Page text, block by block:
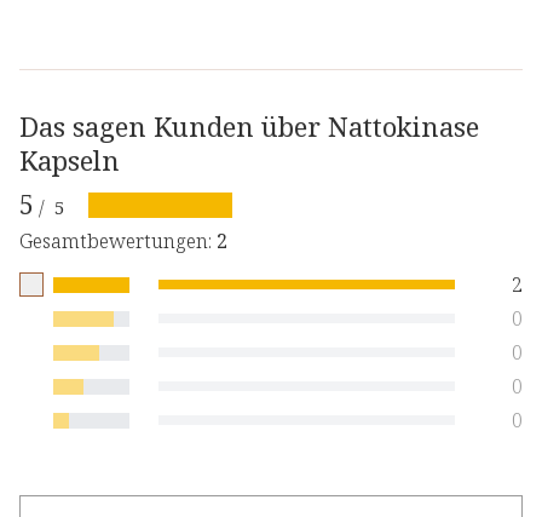
Das sagen Kunden über Nattokinase
Kapseln
5 / 5
Gesamtbewertungen: 2
2
0
0
0
0